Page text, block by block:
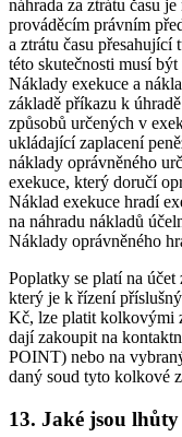
náhrada za ztrátu času
prováděcím právním
a ztrátu času
této skutečnosti musí
Náklady exekuce a
základě příkazu k
způsobů určených v
ukládající zaplacení
náklady oprávněného
exekuce, který doručí
Náklad exekuce hradí
na náhradu nákladů
Náklady oprávněného
Poplatky se platí na
který je k řízení
Kč, lze platit kolkovými
dají zakoupit na
POINT) nebo na
daný soud tyto kolkové
13. Jaké jsou